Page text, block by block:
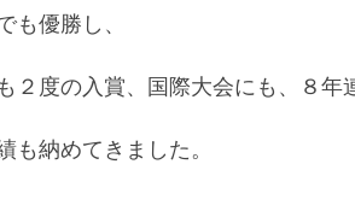
も優勝し、
２度の入賞、国際大会にも、８年
も納めてきました。